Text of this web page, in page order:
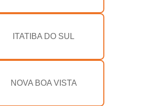
ITATIBA DO SUL
NOVA BOA VISTA